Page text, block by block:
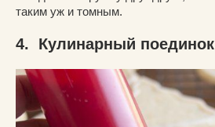
таким уж и томным.
4. Кулинарный поединок